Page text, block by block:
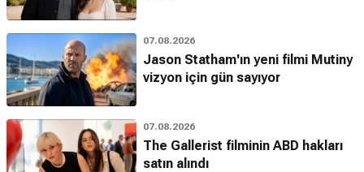
07.08.2026
Jason Statham'ın yeni filmi Mutiny
vizyon için gün sayıyor
07.08.2026
The Gallerist filminin ABD hakları
satın alındı